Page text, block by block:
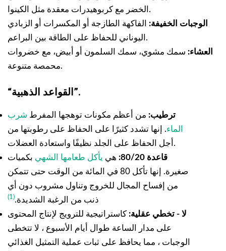
الخضر مع كربوهيدرات معقدة مثل الكينوا.
الوجبات الخفيفة:
الفاكهة الطازجة أو المكسرات أو الزبادي
اليوناني للحفاظ على الطاقة بين البراعم.
العشاء: سمك مشوي، سمك السلمون أو أبيض، مع خضروات
محمصة متنوعة.
“القواعد الذهبية”.
ترطيب: من أعظم مكونات توهجها المفرط شرب
الماء. إنها تشدد كثيرًا على الحفاظ على رطوبتها من
أجل الحفاظ على الجلد نظيفًا واستعادة العضلات.
قاعدة 80/20:
هي يأكل طعامها الشهي بكميات
صغيرة. إنها تأكل 80 في المائة من الوقت حتى تتمكن
من إفساح المجال للخروج وتناول مشروب دون أي
ذنب من الرغبة الشديدة.(1)
لا - تخطي عقلية: كاستراتيجية للترويج لإنتاج المحتوى
على مدار الساعة طوال أيام الأسبوع ، لا تتخطى
الوجبات ، مما يحافظ على ثبات عملية التمثيل الغذائي